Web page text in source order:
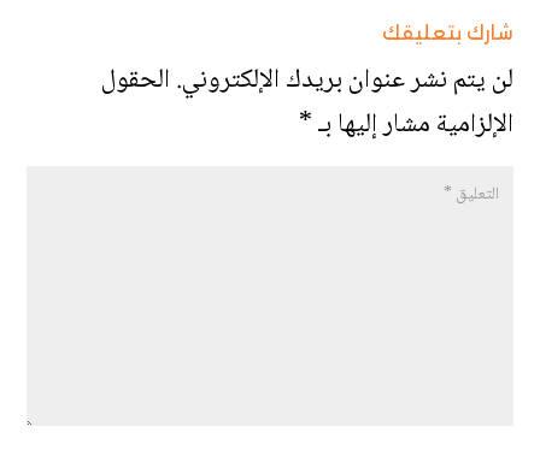
شارك بتعليقك
لن يتم نشر عنوان بريدك الإلكتروني.الحقول
الإلزامية مشار إليها بـ*